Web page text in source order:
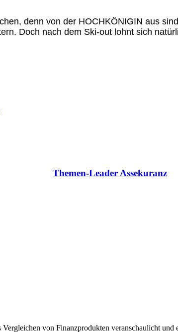
denn von der HOCHKÖNIGIN aus
Doch nach dem Ski-out lohnt sich
Themen-Leader Assekuranz
von Finanzprodukten veranschaulicht